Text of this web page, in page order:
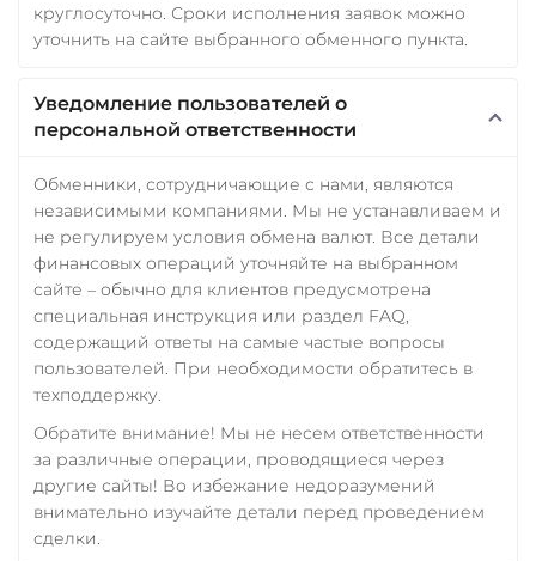
круглосуточно. Сроки исполнения заявок можно
уточнить на сайте выбранного обменного пункта.
Уведомление пользователей о
персональной ответственности
Обменники, сотрудничающие с нами, являются
независимыми компаниями. Мы не устанавливаем и
не регулируем условия обмена валют. Все детали
финансовых операций уточняйте на выбранном
сайте – обычно для клиентов предусмотрена
специальная инструкция или раздел FAQ,
содержащий ответы на самые частые вопросы
пользователей. При необходимости обратитесь в
техподдержку.
Обратите внимание! Мы не несем ответственности
за различные операции, проводящиеся через
другие сайты! Во избежание недоразумений
внимательно изучайте детали перед проведением
сделки.